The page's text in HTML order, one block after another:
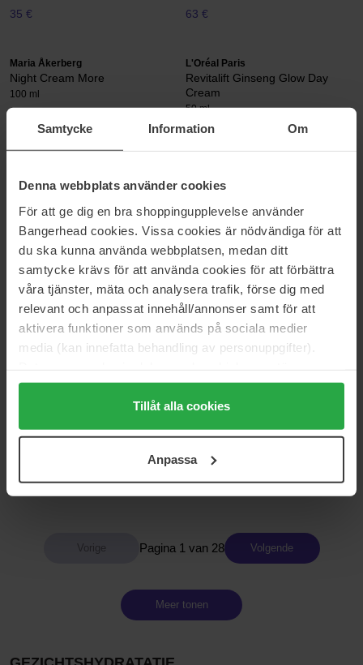
Samtycke Information Om
Denna webbplats använder cookies
För att ge dig en bra shoppingupplevelse använder
Bangerhead cookies. Vissa cookies är nödvändiga för att
du ska kunna använda webbplatsen, medan ditt
samtycke krävs för att använda cookies för att förbättra
våra tjänster, mäta och analysera trafik, förse dig med
relevant och anpassat innehåll/annonser samt för att
aktivera funktioner som används på sociala medier
media (kan innefatta behandling av personuppgifter).
Genom att trycka på "Tillåt alla cookies" accepterar du
alla cookies, medan du under "Detaljer" kan anpassa
användningen av cookies. Du kan när som helst återkalla
samt vår Integritetspolicy.
Tillåt alla cookies
Anpassa
35 € 63 €
Maria Åkerberg
Night Cream More
100 ml
L'Oréal Paris
Revitalift Ginseng Glow Day
Cream
50 ml
12 €
Estée Lauder
Revitalizing Supreme+ Youth
Power Creme
75 ml
158 €
Exuviance
50 g
78 €
Beauty of Joseon
Relief Sun
50 ml
Normale prijs 23 €
Bedtime Magic Repairing Night
Cream
50 ml
Turmeric Glow Moisturizer
24 €
N°3 Barrier Strengthening
40 ml
60 €
Pagina 1 van 28 Volgende
Meer tonen